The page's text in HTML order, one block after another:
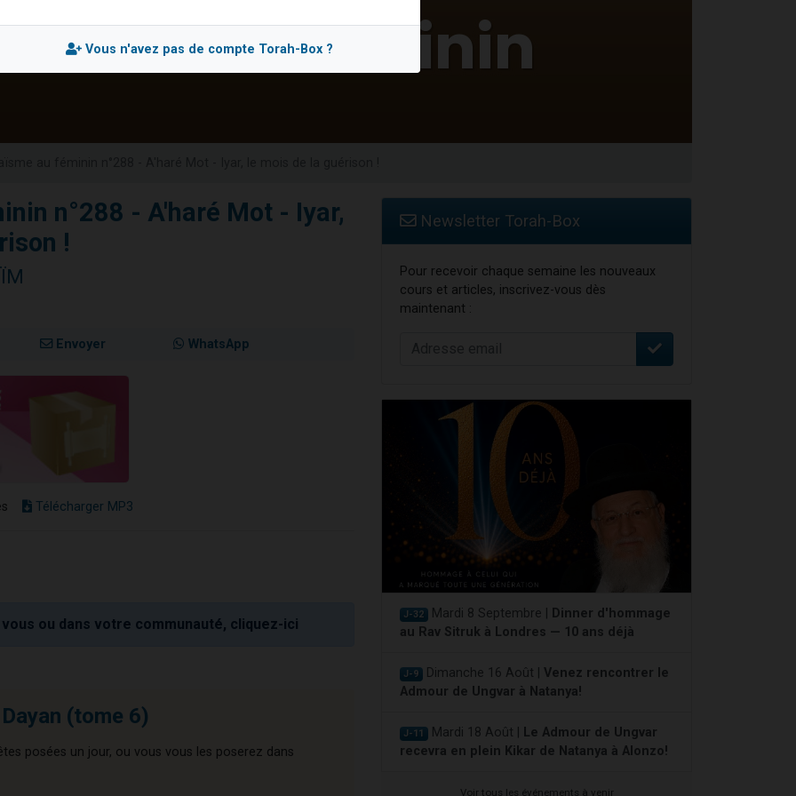
de demander une bénédiction
n°288 - A'haré Mot - Iyar,
!
Envoyer WhatsApp
Télécharger MP3
ou dans votre communauté, cliquez-ici
(tome 6)
posées un jour, ou vous vous les poserez dans
Newsletter Torah-Box
Pour recevoir chaque semaine les nouveaux
cours et articles, inscrivez-vous dès
maintenant :
J-32 Mardi 8 Septembre |
Dinner d'hommage
au Rav Sitruk à Londres — 10 ans déjà
J-9 Dimanche 16 Août | Venez rencontrer le
Admour de Ungvar à Natanya!
J-11 Mardi 18 Août |
Le Admour de Ungvar
recevra en plein Kikar de Natanya à Alonzo!
Voir tous les événements à venir
Vous n'avez pas de compte Torah-Box ?